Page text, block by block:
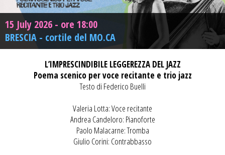
15 July 2026 - ore 18:00
BRESCIA - cortile del MO.CA
L’IMPRESCINDIBILE LEGGEREZZA DEL JAZZ
Poema scenico per voce recitante e trio jazz
Testo di Federico Buelli
Valeria Lotta: Voce recitante
Andrea Candeloro: Pianoforte
Paolo Malacarne: Tromba
Giulio Corini: Contrabbasso